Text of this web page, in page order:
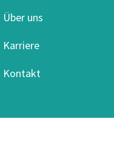
Über uns
Karriere
Kontakt